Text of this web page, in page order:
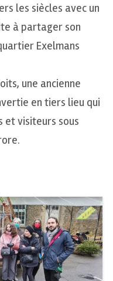
les siècles avec un
à partager son
Exelmans
une ancienne
en tiers lieu qui
et visiteurs sous